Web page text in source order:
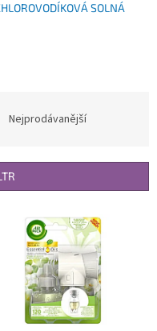
SOLNÁ
Nejprodávanější